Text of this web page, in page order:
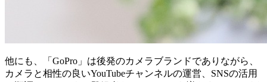
他にも、「 GoPro 」は後発のカメラブランドでありながら、
カメラと相性の良いYouTubeチャンネルの運営、 SNSの活用